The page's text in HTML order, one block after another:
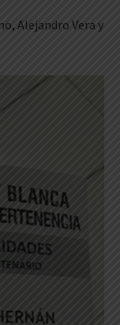
Alejandro Vera y